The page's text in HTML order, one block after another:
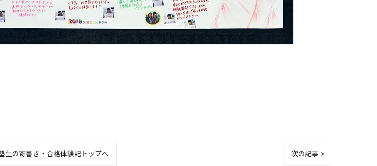
生の寄書き・合格体験記トップへ 次の記事 >